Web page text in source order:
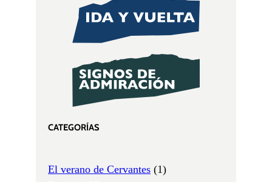
CATEGORÍAS
El verano de Cervantes (1)